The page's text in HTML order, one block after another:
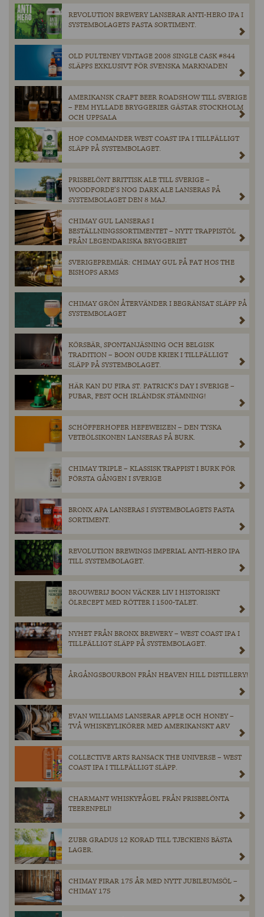
REVOLUTION BREWERY LANSERAR ANTI-HERO IPA I
SYSTEMBOLAGETS FASTA SORTIMENT.
OLD PULTENEY VINTAGE 2008 SINGLE CASK #844
SLÄPPS EXKLUSIVT FÖR SVENSKA MARKNADEN
AMERIKANSK CRAFT BEER ROADSHOW TILL SVERIGE
– FEM HYLLADE BRYGGERIER GÄSTAR STOCKHOLM
OCH UPPSALA
HOP COMMANDER WEST COAST IPA I TILLFÄLLIGT
SLÄPP PÅ SYSTEMBOLAGET.
PRISBELÖNT BRITTISK ALE TILL SVERIGE –
WOODFORDE’S NOG DARK ALE LANSERAS PÅ
SYSTEMBOLAGET DEN 8 MAJ.
CHIMAY GUL LANSERAS I
BESTÄLLNINGSSORTIMENTET – NYTT TRAPPISTÖL
FRÅN LEGENDARISKA BRYGGERIET
SVERIGEPREMIÄR: CHIMAY GUL PÅ FAT HOS THE
BISHOPS ARMS
CHIMAY GRÖN ÅTERVÄNDER I BEGRÄNSAT SLÄPP PÅ
SYSTEMBOLAGET
KÖRSBÄR, SPONTANJÄSNING OCH BELGISK
TRADITION – BOON OUDE KRIEK I TILLFÄLLIGT
SLÄPP PÅ SYSTEMBOLAGET.
HÄR KAN DU FIRA ST. PATRICK’S DAY I SVERIGE –
PUBAR, FEST OCH IRLÄNDSK STÄMNING!
SCHÖFFERHOFER HEFEWEIZEN – DEN TYSKA
VETEÖLSIKONEN LANSERAS PÅ BURK.
CHIMAY TRIPLE – KLASSISK TRAPPIST I BURK FÖR
FÖRSTA GÅNGEN I SVERIGE
BRONX APA LANSERAS I SYSTEMBOLAGETS FASTA
SORTIMENT.
REVOLUTION BREWINGS IMPERIAL ANTI-HERO IPA
TILL SYSTEMBOLAGET.
BROUWERIJ BOON VÄCKER LIV I HISTORISKT
ÖLRECEPT MED RÖTTER I 1500-TALET.
NYHET FRÅN BRONX BREWERY – WEST COAST IPA I
TILLFÄLLIGT SLÄPP PÅ SYSTEMBOLAGET.
ÅRGÅNGSBOURBON FRÅN HEAVEN HILL DISTILLERY!
EVAN WILLIAMS LANSERAR APPLE OCH HONEY –
TVÅ WHISKEYLIKÖRER MED AMERIKANSKT ARV
COLLECTIVE ARTS RANSACK THE UNIVERSE – WEST
COAST IPA I TILLFÄLLIGT SLÄPP.
CHARMANT WHISKYFÅGEL FRÅN PRISBELÖNTA
TEERENPELI!
ZUBR GRADUS 12 KORAD TILL TJECKIENS BÄSTA
LAGER.
CHIMAY FIRAR 175 ÅR MED NYTT JUBILEUMSÖL –
CHIMAY 175